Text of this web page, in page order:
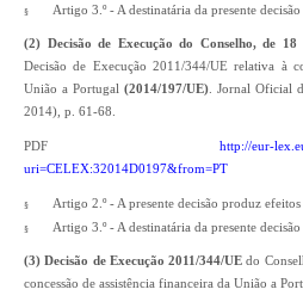
§ Artigo 3.º - A destinatária da presente
(2) Decisão de Execução do Conselho, de
Decisão de Execução 2011/344/UE relativa à
União a Portugal(2014/197/UE) . Jornal Oficial
2014), p. 61-68.
PDF http://eur-
uri=CELEX:32014D0197&from=PT
§ Artigo 2.º - A presente decisão produz
§ Artigo 3.º - A destinatária da presente
(3) Decisão de Execução 2011/344/UE do
concessão de assistência financeira da União a